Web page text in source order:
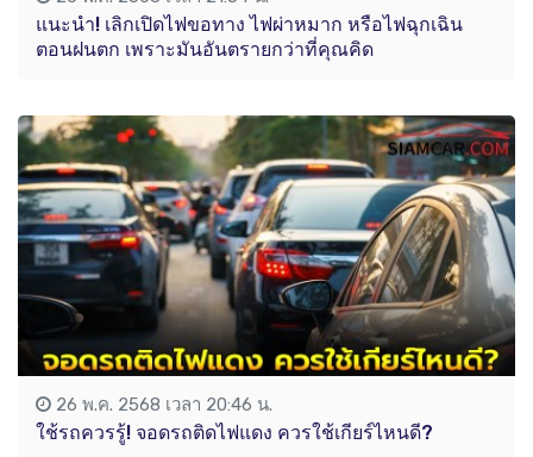
แนะนำ! เลิกเปิดไฟขอทาง ไฟผ่าหมาก หรือไฟฉุกเฉิน
ตอนฝนตก เพราะมันอันตรายกว่าที่คุณคิด
26 พ.ค. 2568 เวลา 20:46 น.
ใช้รถควรรู้! จอดรถติดไฟแดง ควรใช้เกียร์ไหนดี?